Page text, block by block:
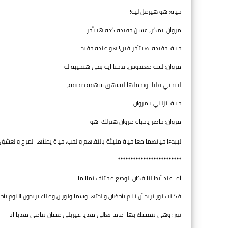
حياة: هو هيزعل ليه!
مروان: بمكر، عشان حفيده كدة هيتأخر
حياة: حفيده! هيتأخر فين! هو عنده حفيد!
مروان: لسة معندوش، فاحنا ايه بقي هنجيبه له
لينحني قليلا ويحملها لتشهق شهقة خفيفة،
حياة: نزلني يامروان
مروان: حاضر ياحياة مروان هنزلك اهو
ليبدءا حياتهما معا حياة مليئة بالتفاهم والحب، حياة يملأها المرح والعشق
*************************
أما عند أبطالنا فكان الوضع مختلف تماااما
فكانت نور تريد أن تنام بأحضان والدتها وسما ونوران وملك يريدون النوم
نور: وهي تتمسك بها، ماما تعالي معايا غيريلي عشان تنامي معايا انا